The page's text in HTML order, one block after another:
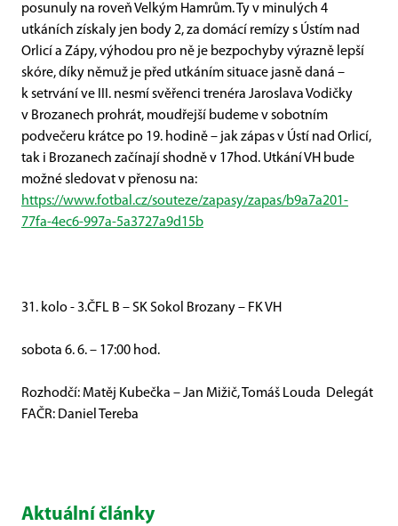
posunuly na roveň Velkým Hamrům. Ty v minulých 4
utkáních získaly jen body 2, za domácí remízy s Ústím nad
Orlicí a Zápy, výhodou pro ně je bezpochyby výrazně lepší
skóre, díky němuž je před utkáním situace jasně daná –
k setrvání ve III. nesmí svěřenci trenéra Jaroslava Vodičky
v Brozanech prohrát, moudřejší budeme v sobotním
podvečeru krátce po 19. hodině – jak zápas v Ústí nad Orlicí,
tak i Brozanech začínají shodně v 17hod. Utkání VH bude
možné sledovat v přenosu na:
https://www.fotbal.cz/souteze/zapasy/zapas/b9a7a201-
77fa-4ec6-997a-5a3727a9d15b
31. kolo-3.ČFL B –SK Sokol Brozany– FK VH
sobota 6. 6. – 17:00 hod.
Rozhodčí: Matěj Kubečka – Jan Mižič, Tomáš Louda Delegát
FAČR: Daniel Tereba
Aktuální články